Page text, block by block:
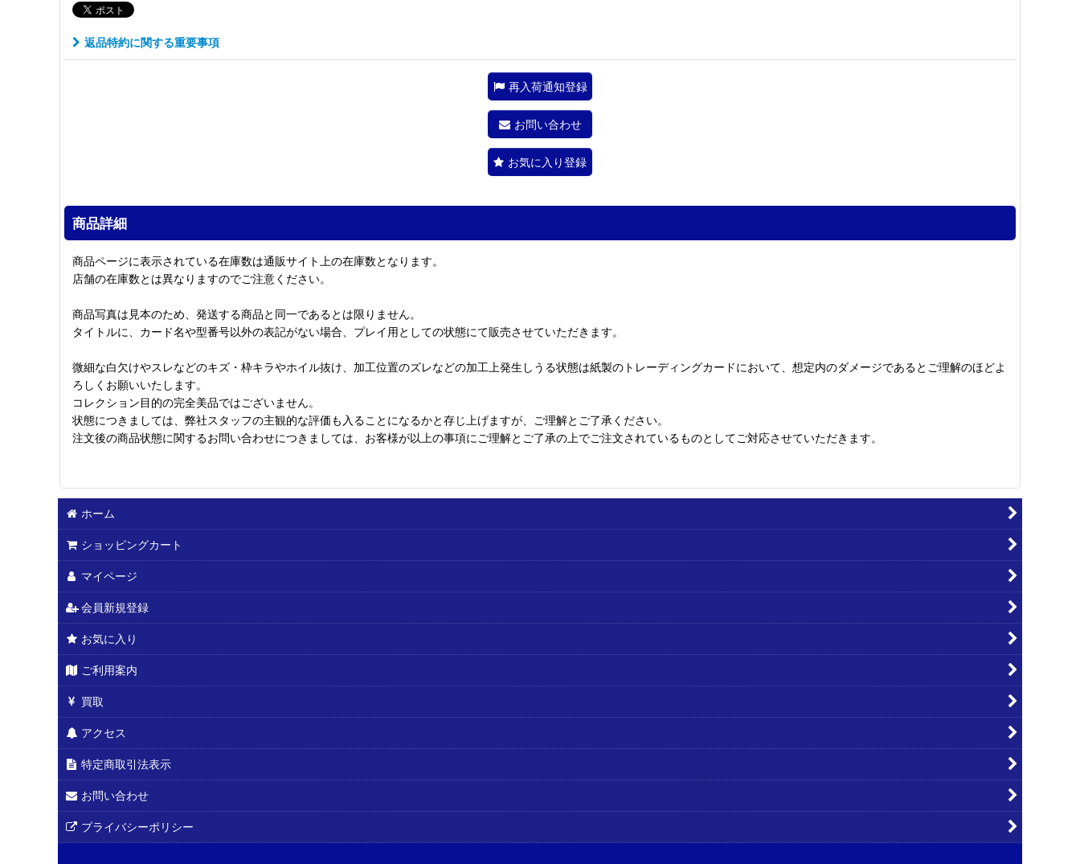
返品特約に関する重要事項
再入荷通知登録
お問い合わせ
お気に入り登録
商品詳細
商品ページに表示されている在庫数は通販サイト上の在庫数となります。
店舗の在庫数とは異なりますのでご注意ください。
商品写真は見本のため、発送する商品と同一であるとは限りません。
タイトルに、カード名や型番号以外の表記がない場合、プレイ用としての状態にて販売させていただきます。
微細な白欠けやスレなどのキズ・枠キラやホイル抜け、加工位置のズレなどの加工上発生しうる状態は紙製のトレーディングカードにおいて、想定内のダメージであるとご理解のほどよ
ろしくお願いいたします。
コレクション目的の完全美品ではございません。
状態につきましては、弊社スタッフの主観的な評価も入ることになるかと存じ上げますが、ご理解とご了承ください。
注文後の商品状態に関するお問い合わせにつきましては、お客様が以上の事項にご理解とご了承の上でご注文されているものとしてご対応させていただきます。
ホーム
ショッピングカート
マイページ
会員新規登録
お気に入り
ご利用案内
買取
アクセス
特定商取引法表示
お問い合わせ
プライバシーポリシー